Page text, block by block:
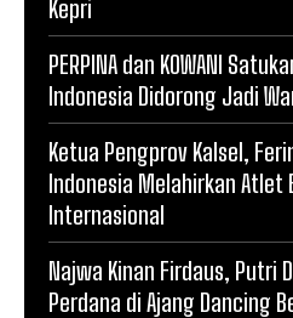
Kepri
PERPINA dan KOWANI
Indonesia Didorong Jadi
Ketua Pengprov Kalsel,
Indonesia Melahirkan
Internasional
Najwa Kinan Firdaus, Putri
Perdana di Ajang Dancing